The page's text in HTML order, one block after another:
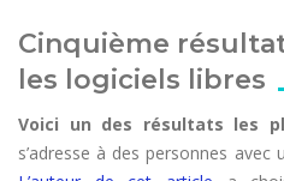
Cinquième
les logiciels libres
Voici un des résultats les
s’adresse à des personnes